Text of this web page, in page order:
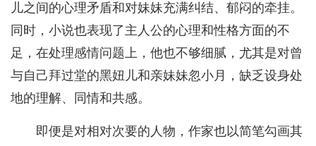
儿之间的心理矛盾和对妹妹充满纠结、郁闷的牵挂。
同时，小说也表现了主人公的心理和性格方面的不
足，在处理感情问题上，他也不够细腻，尤其是对曾
与自己拜过堂的黑妞儿和亲妹妹忽小月，缺乏设身处
地的理解、同情和共感。
即便是对相对次要的人物，作家也以简笔勾画其